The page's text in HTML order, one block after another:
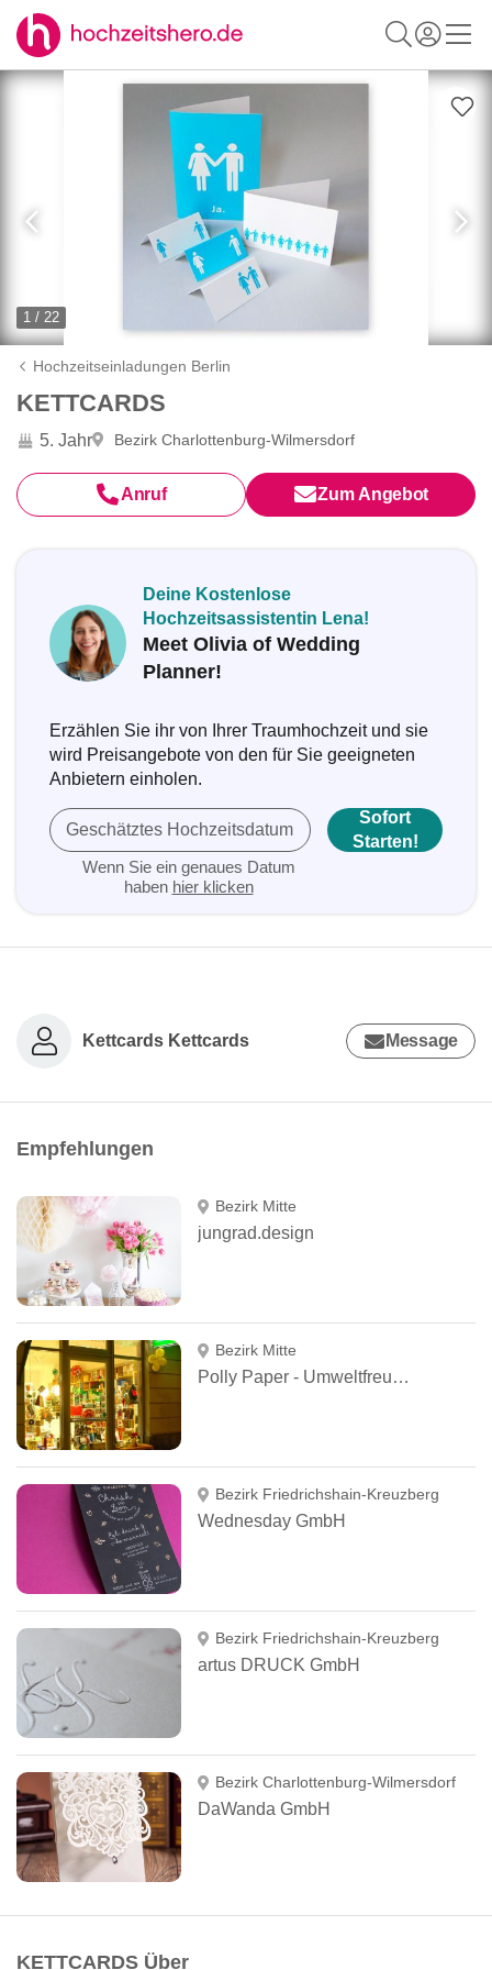
1 / 22
Hochzeitseinladungen Berlin
KETTCARDS
5. Jahr Bezirk Charlottenburg-Wilmersdorf
Anruf Zum Angebot
Deine Kostenlose
Hochzeitsassistentin Lena!
Meet Olivia of Wedding
Planner!
Erzählen Sie ihr von Ihrer Traumhochzeit und sie
wird Preisangebote von den für Sie geeigneten
Anbietern einholen.
Geschätztes Hochzeitsdatum
Wenn Sie ein genaues Datum
haben hier klicken
Sofort
Starten!
Kettcards Kettcards Message
Empfehlungen
Bezirk Mitte
jungrad.design
Bezirk Mitte
Polly Paper - Umweltfreundliche Schreibwaren
Bezirk Friedrichshain-Kreuzberg
Wednesday GmbH
Bezirk Friedrichshain-Kreuzberg
artus DRUCK GmbH
Bezirk Charlottenburg-Wilmersdorf
DaWanda GmbH
KETTCARDS Über